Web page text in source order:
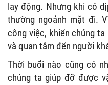
lay động. Nhưng khi có
thường ngoảnh mặt đi.
công việc, khiến chúng
và quan tâm đến người
Thời buổi nào cũng có
chúng ta giúp đỡ được